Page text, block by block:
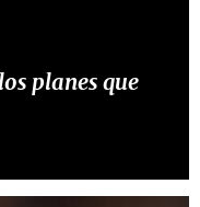
planes que